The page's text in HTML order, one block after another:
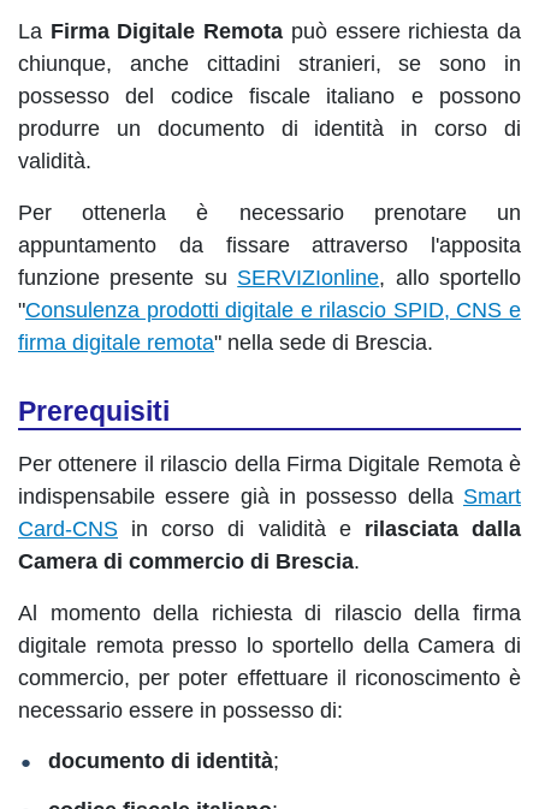
La Firma Digitale Remota può essere richiesta da
chiunque, anche cittadini stranieri, se sono in
possesso del codice fiscale italiano e possono
produrre un documento di identità in corso di
validità.
Per ottenerla è necessario prenotare un
appuntamento da fissare attraverso l'apposita
funzione presente su SERVIZIonline, allo sportello
"Consulenza prodotti digitale e rilascio SPID, CNS e
firma digitale remota" nella sede di Brescia.
Prerequisiti
Per ottenere il rilascio della Firma Digitale Remota è
indispensabile essere già in possesso della Smart
Card-CNS in corso di validità e rilasciata dalla
Camera di commercio di Brescia.
Al momento della richiesta di rilascio della firma
digitale remota presso lo sportello della Camera di
commercio, per poter effettuare il riconoscimento è
necessario essere in possesso di:
documento di identità;